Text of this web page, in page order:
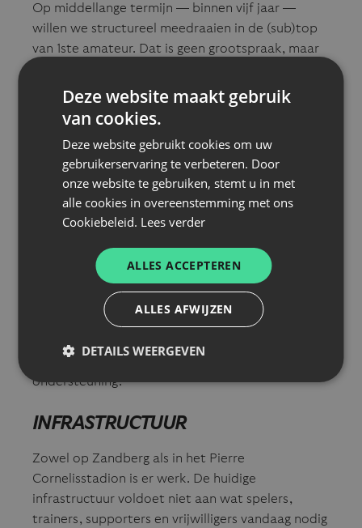
Op middellange termijn — binnen vijf jaar —
willen we structureel meedraaien in de (sub)top
van 1ste amateur. Dat is geen grootspraak, maar
nu en ons houden aan de gemaakte afspraken.
OPLEIDING
Voetbal gaat voor ons over meer dan alleen
winnen. We willen jongeren vormen — als speler
én als persoon. Discipline, respect en engagement
staan centraal in onze werking.
Niet iedereen wordt prof, en dat hoeft ook niet.
We willen dat elke jonge gast hier iets bijleert,
zich amuseert en groeit in een veilige,
ondersteunende omgeving. Onze trainers en
we blijven investeren in hun opleiding en
ondersteuning.
INFRASTRUCTUUR
Zowel op Zandberg als in het Pierre
Cornelisstadion is er werk. De huidige
infrastructuur voldoet niet aan wat spelers,
trainers, supporters en vrijwilligers vandaag nodig
Deze website maakt gebruik
van cookies.
Deze website gebruikt cookies om uw
gebruikerservaring te verbeteren. Door
onze website te gebruiken, stemt u in met
alle cookies in overeenstemming met ons
Cookiebeleid. Lees verder
ALLES ACCEPTEREN
ALLES AFWIJZEN
DETAILS WEERGEVEN